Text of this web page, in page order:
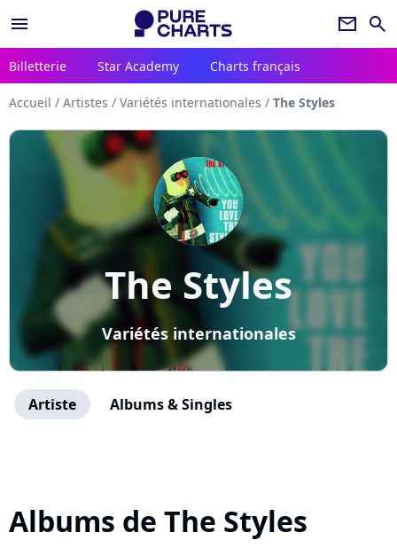
menu newsletter search
Billetterie Star Academy Charts français
Accueil / Artistes / Variétés internationales / The Styles
The Styles
Variétés internationales
Artiste Albums & Singles
Albums de The Styles